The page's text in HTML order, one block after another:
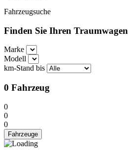
Fahrzeugsuche
Finden Sie Ihren Traumwagen
Marke
Modell
km-Stand bis
0 Fahrzeug
0
0
0
Fahrzeuge